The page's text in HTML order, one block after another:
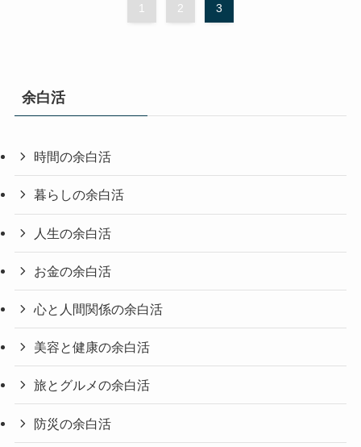
1 2 3
余白活
時間の余白活
暮らしの余白活
人生の余白活
お金の余白活
心と人間関係の余白活
美容と健康の余白活
旅とグルメの余白活
防災の余白活